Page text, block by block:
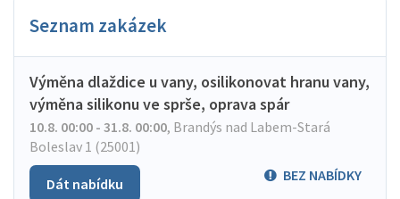
Seznam zakázek
Výměna dlaždice u vany, osilikonovat hranu vany,
výměna silikonu ve sprše, oprava spár
10.8. 00:00 - 31.8. 00:00, Brandýs nad Labem-Stará
Boleslav 1 (25001)
BEZ NABÍDKY
Dát nabídku